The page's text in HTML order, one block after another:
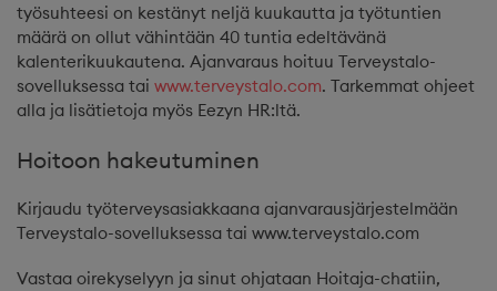
työsuhteesi on kestänyt neljä kuukautta ja työtuntien
määrä on ollut vähintään 40 tuntia edeltävänä
kalenterikuukautena. Ajanvaraus hoituu Terveystalo-
sovelluksessa tai www.terveystalo.com. Tarkemmat ohjeet
alla ja lisätietoja myös Eezyn HR:ltä.
Hoitoon hakeutuminen
Kirjaudu työterveysasiakkaana ajanvarausjärjestelmään
Terveystalo-sovelluksessa tai www.terveystalo.com
Vastaa oirekyselyyn ja sinut ohjataan Hoitaja-chatiin,